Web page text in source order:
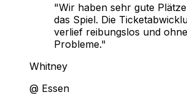
"Wir haben sehr gute
das Spiel. Die
verlief reibungslos und ohne
Probleme."
Whitney
@ Essen